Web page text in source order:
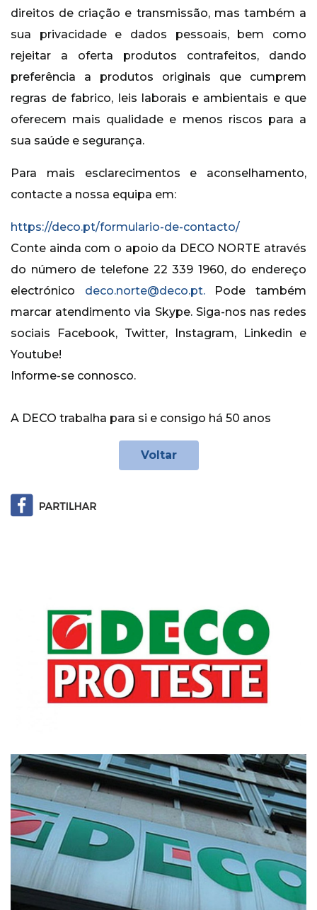
direitos de criação e transmissão, mas também a
sua privacidade e dados pessoais, bem como
rejeitar a oferta produtos contrafeitos, dando
preferência a produtos originais que cumprem
regras de fabrico, leis laborais e ambientais e que
oferecem mais qualidade e menos riscos para a
sua saúde e segurança.
Para mais esclarecimentos e aconselhamento,
contacte a nossa equipa em:
https://deco.pt/formulario-de-contacto/
Conte ainda com o apoio da DECO NORTE através
do número de telefone 22 339 1960, do endereço
electrónico deco.norte@deco.pt. Pode também
marcar atendimento via Skype. Siga-nos nas redes
sociais Facebook, Twitter, Instagram, Linkedin e
Youtube!
Informe-se connosco.
A DECO trabalha para si e consigo há 50 anos
Voltar